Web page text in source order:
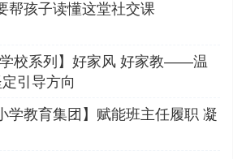
帮孩子读懂这堂社交课
学校系列】好家风 好家教——温
引导方向
学教育集团】赋能班主任履职 凝